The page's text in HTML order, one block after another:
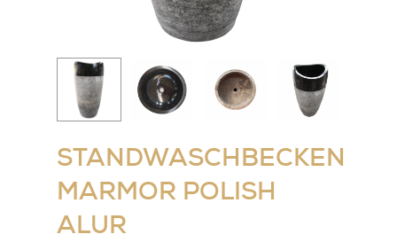
STANDWASCHBECKEN
MARMOR POLISH
ALUR